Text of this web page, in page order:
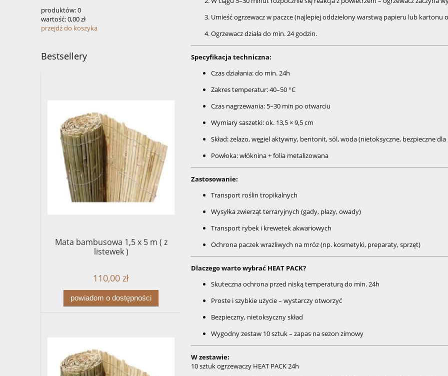
produktów:0
wartość:0,00 zł
przejdź do koszyka
Bestsellery
Mata bambusowa 1,5 x 5 m ( z
listewek )
110,00 zł
powiadom o dostępności
Umieść ogrzewacz w paczce (najlepiej oddzielony warstwą papieru lub kartonu
Ogrzewacz działa do min. 24 godzin.
Specyfikacja techniczna:
Czas działania: do min. 24h
Zakres temperatur: 40–50 °C
Czas nagrzewania: 5–30 min po otwarciu
Wymiary saszetki: ok. 13,5 × 9,5 cm
Skład: żelazo, węgiel aktywny, bentonit, sól, woda (nietoksyczne, bezpieczne
Powłoka: włóknina + folia metalizowana
Zastosowanie:
Transport roślin tropikalnych
Wysyłka zwierząt terraryjnych (gady, płazy, owady)
Transport rybek i krewetek akwariowych
Ochrona paczek wrażliwych na mróz (np. kosmetyki, preparaty, sprzęt)
Dlaczego warto wybrać HEAT PACK?
Skuteczna ochrona przed niską temperaturą do min. 24h
Proste i szybkie użycie – wystarczy otworzyć
Bezpieczny, nietoksyczny skład
Wygodny zestaw 10 sztuk – zapas na sezon zimowy
W zestawie:
10 sztuk ogrzewaczy HEAT PACK 24h